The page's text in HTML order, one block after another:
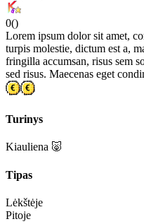
0()
Lorem ipsum dolor sit amet,
turpis molestie, dictum est a,
fringilla accumsan, risus sem
sed risus. Maecenas eget
Turinys
Kiauliena 🐷
Tipas
Lėkštėje
Pitoje